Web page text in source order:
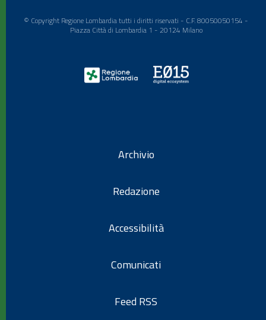
© Copyright Regione Lombardia tutti i diritti riservati - C.F. 80050050154 -
Piazza Città di Lombardia 1 - 20124 Milano
Archivio
Redazione
Accessibilità
Comunicati
Feed RSS